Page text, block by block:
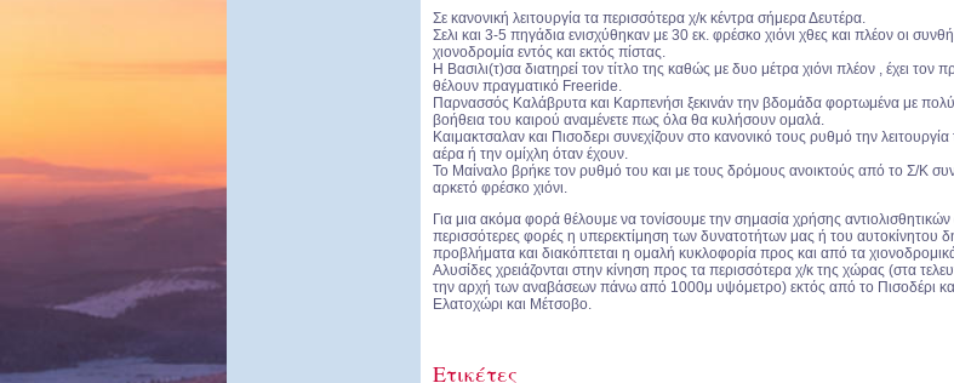
Σε κανονική λειτουργία τα περισσότερα χ/κ κέντρα σήμερα Δευτέρα.
Σελι και 3-5 πηγάδια ενισχύθηκαν με 30 εκ. φρέσκο χιόνι χθες και πλέον οι
χιονοδρομία εντός και εκτός πίστας.
Η Βασιλι(τ)σα διατηρεί τον τίτλο της καθώς με δυο μέτρα χιόνι πλέον , έχει τον
θέλουν πραγματικό Freeride.
Παρνασσός Καλάβρυτα και Καρπενήσι ξεκινάν την βδομάδα φορτωμένα με πολύ
βοήθεια του καιρού αναμένετε πως όλα θα κυλήσουν ομαλά.
Καιμακτσαλαν και Πισοδερι συνεχίζουν στο κανονικό τους ρυθμό την
αέρα ή την ομίχλη όταν έχουν.
Το Μαίναλο βρήκε τον ρυθμό του και με τους δρόμους ανοικτούς από το Σ/Κ
αρκετό φρέσκο χιόνι.
Για μια ακόμα φορά θέλουμε να τονίσουμε την σημασία χρήσης
περισσότερες φορές η υπερεκτίμηση των δυνατοτήτων μας ή του αυτοκίνητου
προβλήματα και διακόπτεται η ομαλή κυκλοφορία προς και από τα
Αλυσίδες χρειάζονται στην κίνηση προς τα περισσότερα χ/κ της χώρας (στα
την αρχή των αναβάσεων πάνω από 1000μ υψόμετρο) εκτός από το Πισοδέρι
Ελατοχώρι και Μέτσοβο.
Ετικέτες